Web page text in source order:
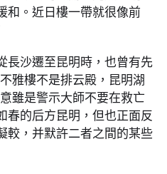
和。近日樓一帶就很像前
長沙遷至昆明時，也曾有先
雅樓不是排云殿，昆明湖
雖是警示大師不要在救亡
春的后方昆明，但也正面反
較，并默許二者之間的某些